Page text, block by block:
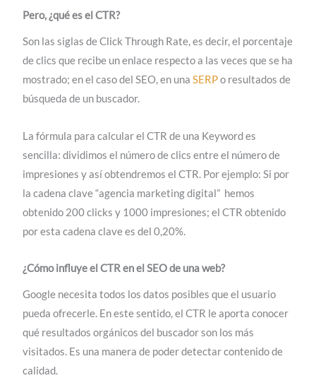
Pero, ¿qué es el CTR?
Son las siglas de Click Through Rate, es decir, el porcentaje
de clics que recibe un enlace respecto a las veces que se ha
mostrado; en el caso del SEO, en una SERPo resultados de
búsqueda de un buscador.
La fórmula para calcular el CTR de una Keyword es
sencilla: dividimos el número de clics entre el número de
impresiones y así obtendremos el CTR. Por ejemplo: Si por
la cadena clave “agencia marketing digital” hemos
obtenido 200 clicks y 1000 impresiones; el CTR obtenido
por esta cadena clave es del 0,20%.
¿Cómo influye el CTR en el SEO de una web?
Google necesita todos los datos posibles que el usuario
pueda ofrecerle. En este sentido, el CTR le aporta conocer
qué resultados orgánicos del buscador son los más
visitados. Es una manera de poder detectar contenido de
calidad.